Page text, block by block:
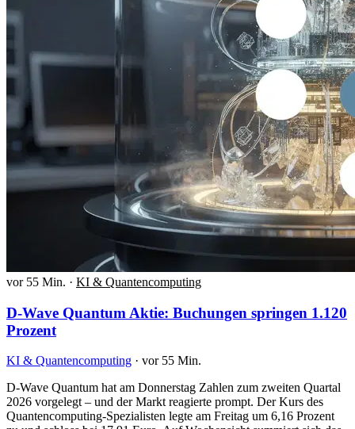
vor 55 Min. · KI & Quantencomputing
D-Wave Quantum Aktie: Buchungen springen 1.120
Prozent
KI & Quantencomputing · vor 55 Min.
D-Wave Quantum hat am Donnerstag Zahlen zum zweiten Quartal
2026 vorgelegt – und der Markt reagierte prompt. Der Kurs des
Quantencomputing-Spezialisten legte am Freitag um 6,16 Prozent